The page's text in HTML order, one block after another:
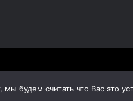
будем считать что Вас это